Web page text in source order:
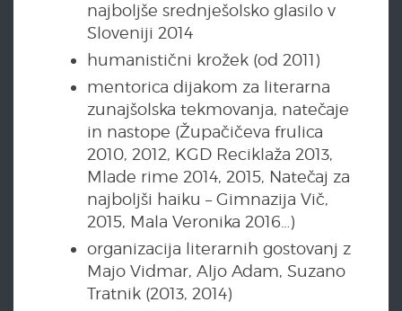
najboljše srednješolsko glasilo v
Sloveniji 2014
humanistični krožek (od 2011)
mentorica dijakom za literarna
zunajšolska tekmovanja, natečaje
in nastope (Župačičeva frulica
2010, 2012, KGD Reciklaža 2013,
Mlade rime 2014, 2015, Natečaj za
najboljši haiku – Gimnazija Vič,
2015, Mala Veronika 2016…)
organizacija literarnih gostovanj z
Majo Vidmar, Aljo Adam, Suzano
Tratnik (2013, 2014)